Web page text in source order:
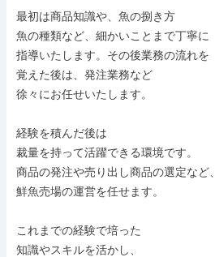
最初は商品知識や、魚の捌き方
魚の種類など、細かいことまで丁寧に
指導いたします。その後業務の流れを
覚えた後は、発注業務など
徐々にお任せいたします。
経験を積んだ後は
裁量を持って活躍できる環境です。
商品の発注や売り出し商品の選定など、
鮮魚売場の運営を任せます。
これまでの経験で培った
知識やスキルを活かし、